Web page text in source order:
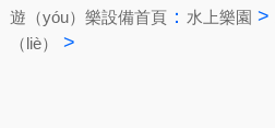
遊（yóu）樂設備首頁： 水上樂園 >
（liè）
>